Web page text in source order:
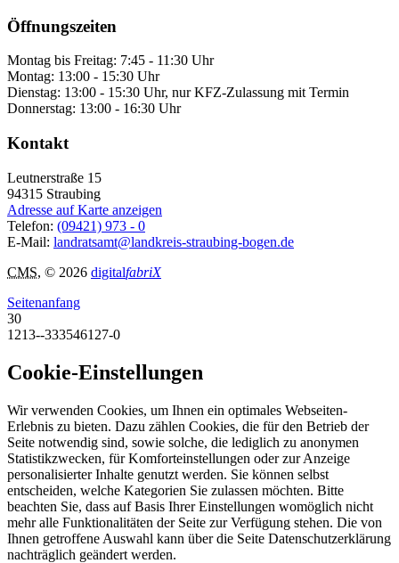
Öffnungszeiten
Montag bis Freitag: 7:45 - 11:30 Uhr
Montag: 13:00 - 15:30 Uhr
Dienstag: 13:00 - 15:30 Uhr, nur KFZ-Zulassung mit Termin
Donnerstag: 13:00 - 16:30 Uhr
Kontakt
Leutnerstraße 15
94315 Straubing
Adresse auf Karte anzeigen
Telefon: (09421) 973 - 0
E-Mail: landratsamt@landkreis-straubing-bogen.de
CMS, © 2026 digitalfabriX
Seitenanfang
30
1213--333546127-0
Cookie-Einstellungen
Wir verwenden Cookies, um Ihnen ein optimales Webseiten-
Erlebnis zu bieten. Dazu zählen Cookies, die für den Betrieb der
Seite notwendig sind, sowie solche, die lediglich zu anonymen
Statistikzwecken, für Komforteinstellungen oder zur Anzeige
personalisierter Inhalte genutzt werden. Sie können selbst
entscheiden, welche Kategorien Sie zulassen möchten. Bitte
beachten Sie, dass auf Basis Ihrer Einstellungen womöglich nicht
mehr alle Funktionalitäten der Seite zur Verfügung stehen. Die von
Ihnen getroffene Auswahl kann über die Seite Datenschutzerklärung
nachträglich geändert werden.